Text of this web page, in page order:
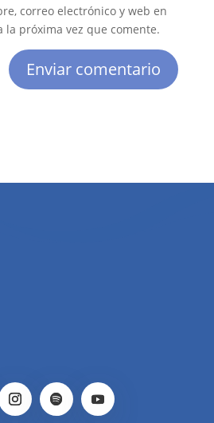
correo electrónico y web en
la próxima vez que comente.